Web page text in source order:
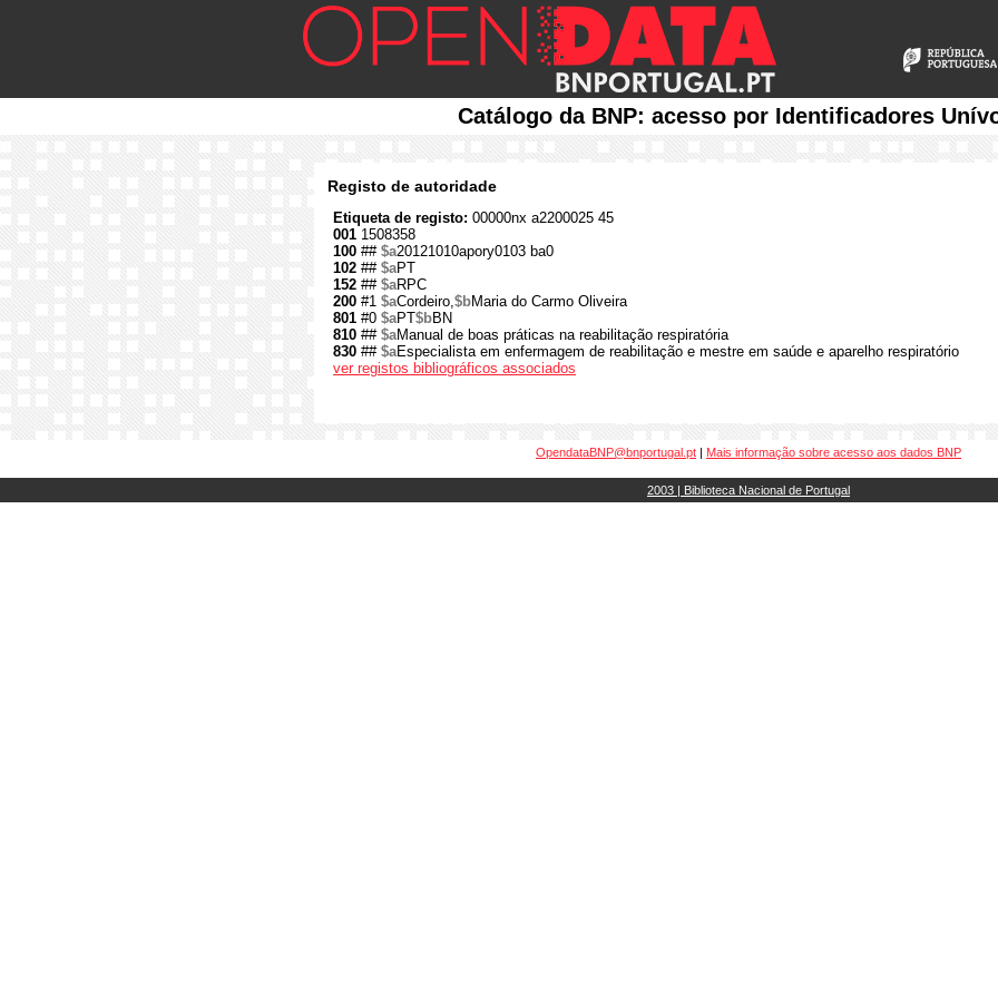
Catálogo da BNP: acesso por Identificadores
Registo de autoridade
Etiqueta de registo: 00000nx a2200025 45
001 1508358
100 ## $a20121010apory0103 ba0
102 ## $aPT
152 ## $aRPC
200 #1 $aCordeiro,$bMaria do Carmo Oliveira
801 #0 $aPT$bBN
810 ## $aManual de boas práticas na reabilitação respiratória
830 ## $aEspecialista em enfermagem de reabilitação e mestre em saúde e aparelho respiratório
ver registos bibliográficos associados
OpendataBNP@bnportugal.pt | Mais informação sobre acesso aos dados BNP
2003 | Biblioteca Nacional de Portugal